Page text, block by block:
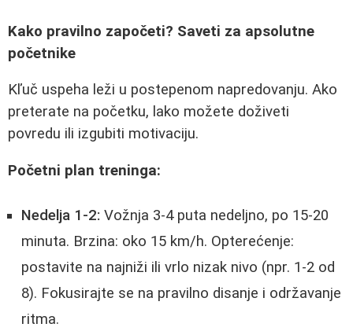
Kako pravilno započeti? Saveti za apsolutne
početnike
Kľuč uspeha leži u postepenom napredovanju. Ako
preterate na početku, lako možete doživeti
povredu ili izgubiti motivaciju.
Početni plan treninga:
Nedelja 1-2: Vožnja 3-4 puta nedeljno, po 15-20
minuta. Brzina: oko 15 km/h. Opterećenje:
postavite na najniži ili vrlo nizak nivo (npr. 1-2 od
8). Fokusirajte se na pravilno disanje i održavanje
ritma.